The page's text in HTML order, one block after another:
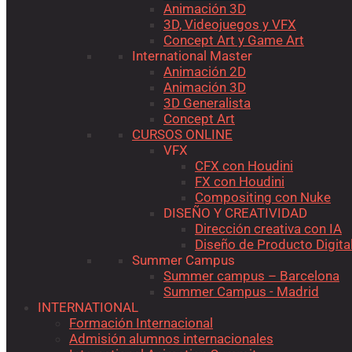
Animación 3D
3D, Videojuegos y VFX
Concept Art y Game Art
International Master
Animación 2D
Animación 3D
3D Generalista
Concept Art
CURSOS ONLINE
VFX
CFX con Houdini
FX con Houdini
Compositing con Nuke
DISEÑO Y CREATIVIDAD
Dirección creativa con IA
Diseño de Producto
Summer Campus
Summer campus – Barcelona
Summer Campus - Madrid
INTERNATIONAL
Formación Internacional
Admisión alumnos internacionales